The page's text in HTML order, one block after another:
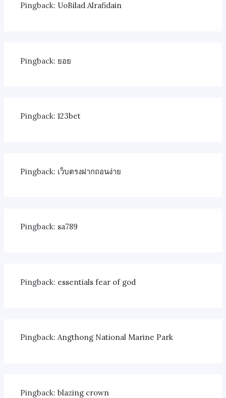
Pingback: UoBilad Alrafidain
Pingback: ยอย
Pingback:123bet
Pingback: เว็บตรงฝากถอนง่าย
Pingback: sa789
Pingback: essentials fear of god
Pingback:Angthong National Marine Park
Pingback:blazing crown